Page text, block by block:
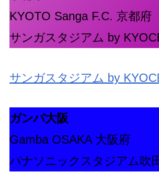
KYOTO Sanga F.C. 京都府
サンガスタジアム by
サンガスタジアム by
ガンバ大阪
Gamba OSAKA 大阪府
パナソニックスタジアム吹